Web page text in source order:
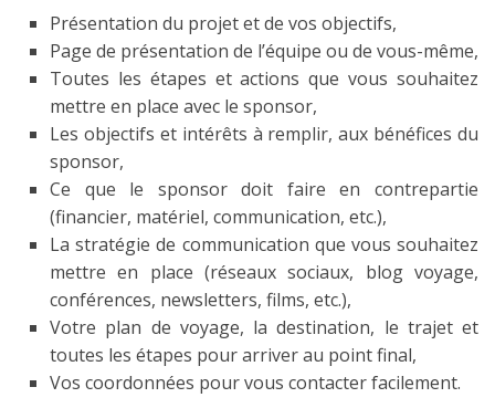
Présentation du projet et de vos objectifs,
Page de présentation de l’équipe ou de vous-même,
Toutes les étapes et actions que vous souhaitez
mettre en place avec le sponsor,
Les objectifs et intérêts à remplir, aux bénéfices du
sponsor,
Ce que le sponsor doit faire en contrepartie
(financier, matériel, communication, etc.),
La stratégie de communication que vous souhaitez
mettre en place (réseaux sociaux, blog voyage,
conférences, newsletters, films, etc.),
Votre plan de voyage, la destination, le trajet et
toutes les étapes pour arriver au point final,
Vos coordonnées pour vous contacter facilement.